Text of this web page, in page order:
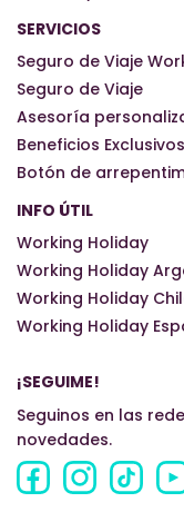
SERVICIOS
Seguro de Viaje
Seguro de Viaje
Asesoría
Beneficios Exclusivos
Botón de
INFO ÚTIL
Working Holiday
Working Holiday
Working Holiday
Working Holiday
¡SEGUIME!
Seguinos en las
novedades.